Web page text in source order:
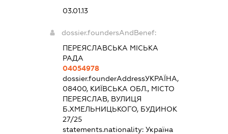
03.01.13
dossier.foundersAndBenef:
ПЕРЕЯСЛАВСЬКА МІСЬКА
РАДА
04054978
dossier.founderAddressУКРАЇНА,
08400, КИЇВСЬКА ОБЛ., МІСТО
ПЕРЕЯСЛАВ, ВУЛИЦЯ
Б.ХМЕЛЬНИЦЬКОГО, БУДИНОК
27/25
statements.nationality:Україна